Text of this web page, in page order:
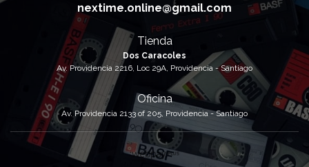
nextime.online@gmail.com
Tienda
Dos Caracoles
Av. Providencia 2216, Loc 29A, Providencia - Santiago
Oficina
Av. Providencia 2133 of 205, Providencia - Santiago